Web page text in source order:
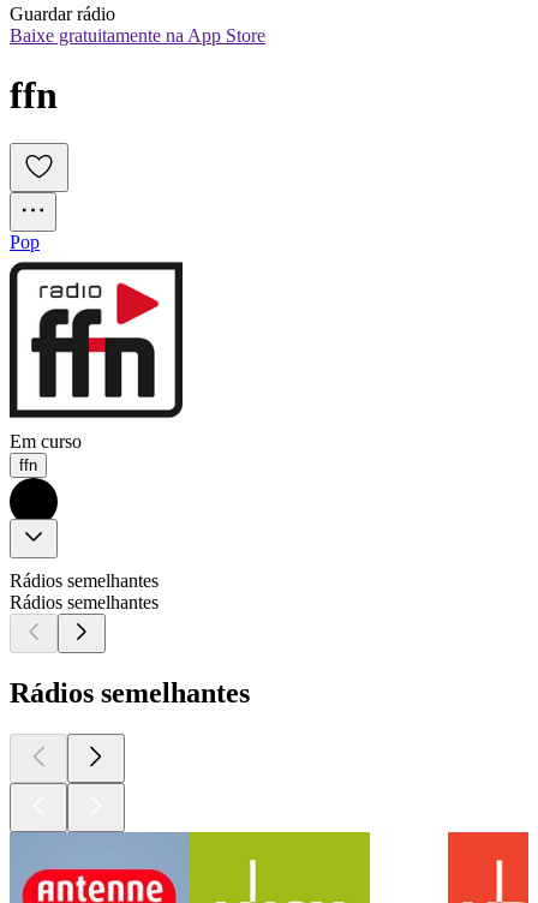
Guardar rádio
Baixe gratuitamente na App Store
ffn
Pop
Em curso
ffn
Rádios semelhantes
Rádios semelhantes
Rádios semelhantes